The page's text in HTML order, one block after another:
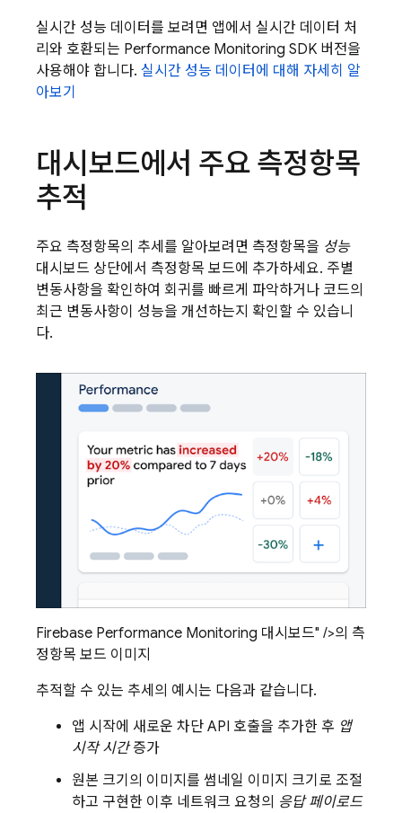
실시간 성능 데이터를 보려면 앱에서 실시간 데이터 처
리와 호환되는 Performance Monitoring SDK 버전을
사용해야 합니다. 실시간 성능 데이터에 대해 자세히 알
아보기
대시보드에서 주요 측정항목
추적
주요 측정항목의 추세를 알아보려면 측정항목을 성능
대시보드 상단에서 측정항목 보드에 추가하세요. 주별
변동사항을 확인하여 회귀를 빠르게 파악하거나 코드의
최근 변동사항이 성능을 개선하는지 확인할 수 있습니
다.
Firebase Performance Monitoring 대시보드" />의 측
정항목 보드 이미지
추적할 수 있는 추세의 예시는 다음과 같습니다.
앱 시작에 새로운 차단 API 호출을 추가한 후 앱
시작 시간증가
원본 크기의 이미지를 썸네일 이미지 크기로 조절
하고 구현한 이후 네트워크 요청의 응답 페이로드